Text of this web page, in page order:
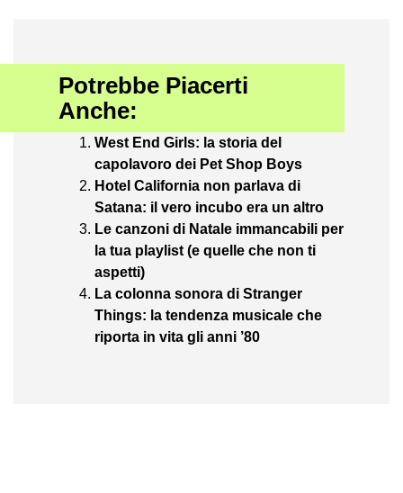
Potrebbe Piacerti
Anche:
West End Girls: la storia del
capolavoro dei Pet Shop Boys
Hotel California non parlava di
Satana: il vero incubo era un altro
Le canzoni di Natale immancabili per
la tua playlist (e quelle che non ti
aspetti)
La colonna sonora di Stranger
Things: la tendenza musicale che
riporta in vita gli anni ’80